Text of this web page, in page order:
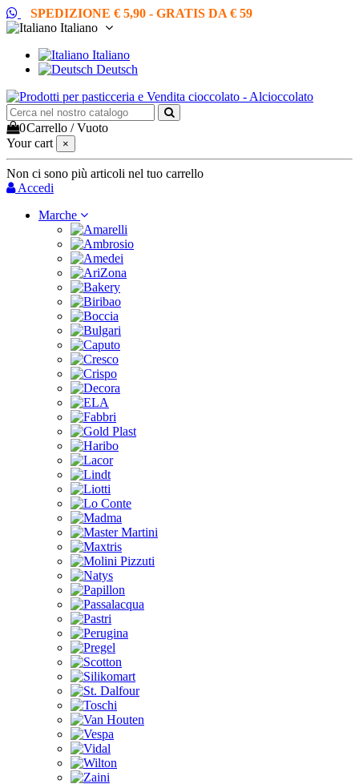
SPEDIZIONE € 5,90 - GRATIS DA € 59
Italiano
Italiano
Deutsch
0Carrello /Vuoto
Your cart
×
Non ci sono più articoli nel tuo carrello
Accedi
Marche